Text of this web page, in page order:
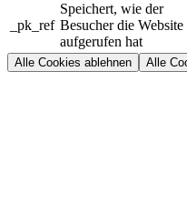
_pk_ref
Speichert, wie der
Besucher die Website
aufgerufen hat
Alle Cookies ablehnen Alle